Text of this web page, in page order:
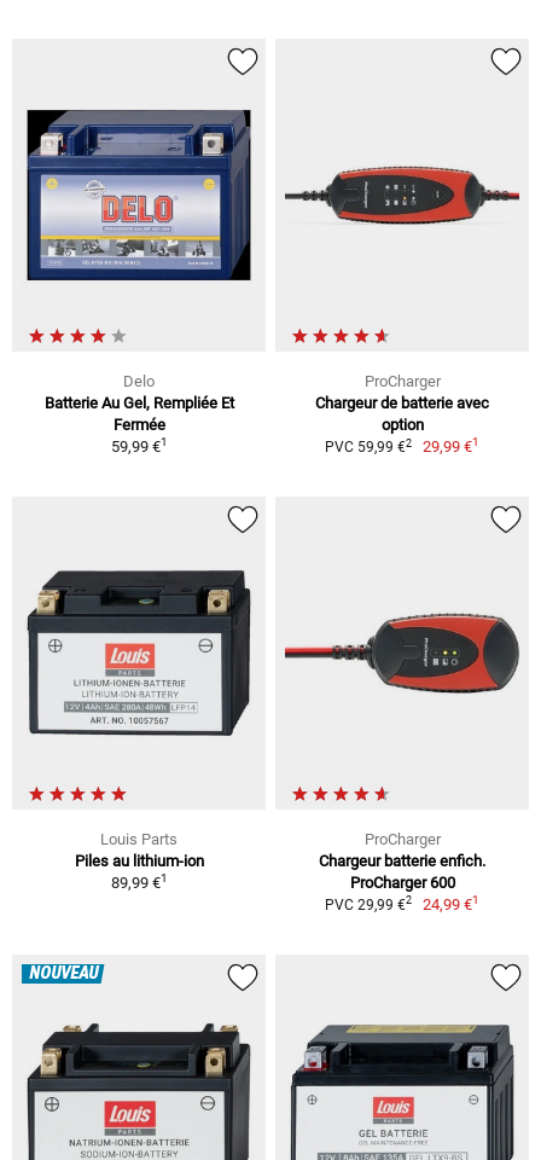
Delo
Batterie Au Gel, Rempliée Et
Fermée
59,99 €1
ProCharger
Chargeur de batterie avec
option
PVC 59,99 €2 29,99 €1
Louis Parts
Piles au lithium-ion
89,99 €1
ProCharger
Chargeur batterie enfich.
ProCharger 600
PVC 29,99 €2 24,99 €1
NOUVEAU